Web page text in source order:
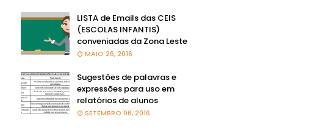
LISTA de Emails das CEIS
(ESCOLAS INFANTIS)
conveniadas da Zona Leste
MAIO 26, 2016
Sugestões de palavras e
expressões para uso em
relatórios de alunos
SETEMBRO 06, 2016